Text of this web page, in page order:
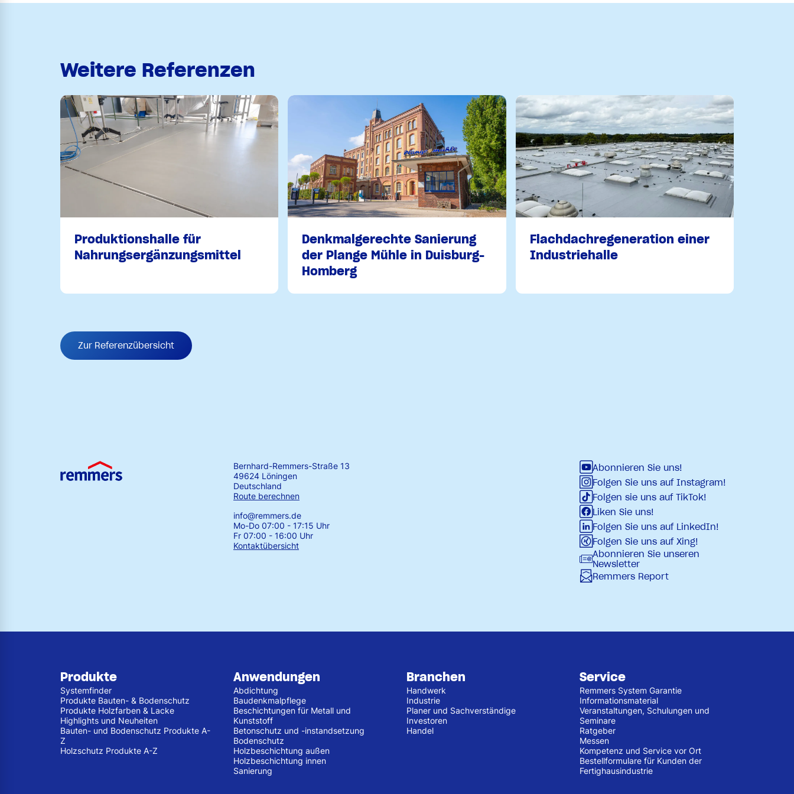
Weitere Referenzen
Produktionshalle für
Nahrungsergänzungsmittel
Denkmalgerechte Sanierung
der Plange Mühle in Duisburg-
Homberg
Flachdachregeneration einer
Industriehalle
Zur Referenzübersicht
Bernhard-Remmers-Straße 13
49624 Löningen
Deutschland
Route berechnen
info@remmers.de
Mo-Do 07:00 - 17:15 Uhr
Fr 07:00 - 16:00 Uhr
Kontaktübersicht
Abonnieren Sie uns!
Folgen Sie uns auf Instagram!
Folgen sie uns auf TikTok!
Liken Sie uns!
Folgen Sie uns auf LinkedIn!
Folgen Sie uns auf Xing!
Abonnieren Sie unseren
Newsletter
Remmers Report
Produkte
Systemfinder
Produkte Bauten- & Bodenschutz
Produkte Holzfarben & Lacke
Highlights und Neuheiten
Bauten- und Bodenschutz Produkte A-
Z
Holzschutz Produkte A-Z
Anwendungen
Abdichtung
Baudenkmalpflege
Beschichtungen für Metall und
Kunststoff
Betonschutz und -instandsetzung
Bodenschutz
Holzbeschichtung außen
Holzbeschichtung innen
Sanierung
Branchen
Handwerk
Industrie
Planer und Sachverständige
Investoren
Handel
Service
Remmers System Garantie
Informationsmaterial
Veranstaltungen, Schulungen und
Seminare
Ratgeber
Messen
Kompetenz und Service vor Ort
Bestellformulare für Kunden der
Fertighausindustrie